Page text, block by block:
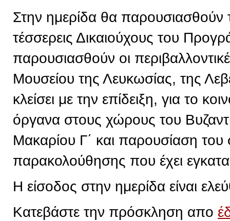
Στην ημερίδα θα
τέσσερεις Δικαιούχους του
παρουσιασθούν οι
Μουσείου της Λευκωσίας, της
κλείσει με την επίδειξη, για το
όργανα στους χώρους του
Μακαρίου Γ΄ και παρουσίαση του
παρακολούθησης που έχει
Η είσοδος στην ημερίδα είναι
Κατεβάστε την πρόσκληση απο